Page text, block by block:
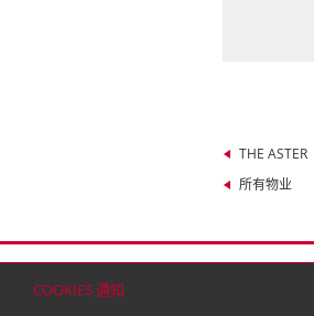
COOKIES 通知
THE ASTER
所有物业